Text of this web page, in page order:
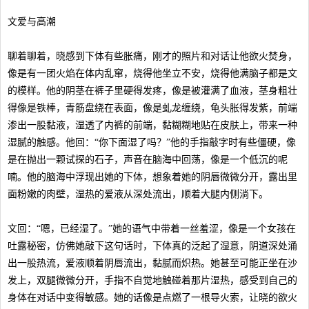
文爱与高潮
聊着聊着，晓感到下体有些胀痛，刚才的照片和对话让他欲火焚身，
像是有一团火焰在体内乱窜，烧得他坐立不安，烧得他满脑子都是文
的模样。他的阴茎在裤子里硬得发疼，像是被灌满了血液，茎身粗壮
得像是铁棒，青筋盘绕在表面，像是虬龙缠绕，龟头胀得发紫，前端
渗出一股黏液，湿透了内裤的前端，黏糊糊地贴在皮肤上，带来一种
湿腻的触感。他回：“你下面湿了吗？”他的手指敲字时有些僵硬，像
是在抛出一颗试探的石子，声音在脑海中回荡，像是一个低沉的呢
喃。他的脑海中浮现出她的下体，想象着她的阴唇微微分开，露出里
面粉嫩的肉壁，湿热的爱液从深处流出，顺着大腿内侧淌下。
文回：“嗯，已经湿了。”她的语气中带着一丝羞涩，像是一个女孩在
吐露秘密，仿佛她敲下这句话时，下体真的泛起了湿意，阴道深处涌
出一股热流，爱液顺着阴唇流出，黏腻而炽热。她甚至可能正坐在沙
发上，双腿微微分开，手指不自觉地触碰着那片湿热，感受到自己的
身体在对话中变得敏感。她的话像是点燃了一根导火索，让晓的欲火